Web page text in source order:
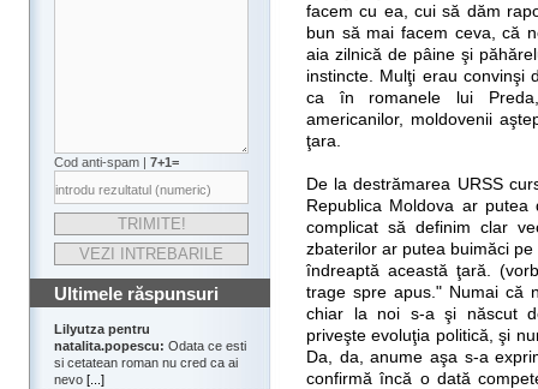
Cod anti-spam | 7+1=
Ultimele răspunsuri
Lilyutza pentru
natalita.popescu: Odata ce esti
si cetatean roman nu cred ca ai
nevo [...]
facem cu ea, cui să dăm
bun să mai facem ceva, că
aia zilnică de pâine şi
instincte. Mulţi erau convinşi
ca în romanele lui
americanilor, moldovenii
ţara.
De la destrămarea URSS
Republica Moldova ar
complicat să definim clar
zbaterilor ar putea buimăci
îndreaptă această ţară.
trage spre apus." Numai că
chiar la noi s-a şi născut
priveşte evoluţia politică, şi
Da, da, anume aşa s-a
confirmă încă o dată